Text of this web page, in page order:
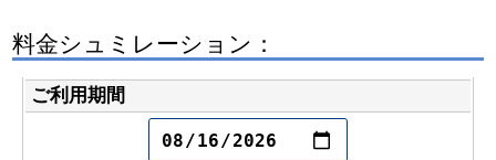
料金シュミレーション：
ご利用期間